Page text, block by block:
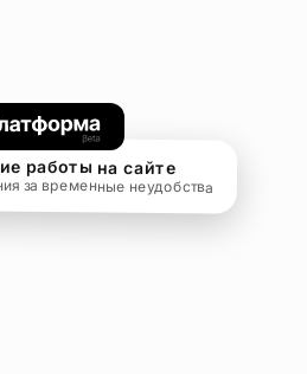
работы на сайте
за временные неудобства